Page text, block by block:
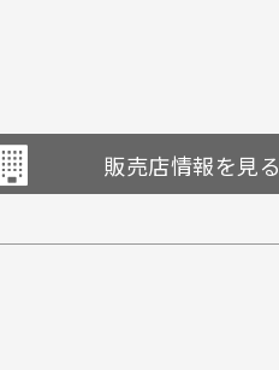
販売店情報を見る